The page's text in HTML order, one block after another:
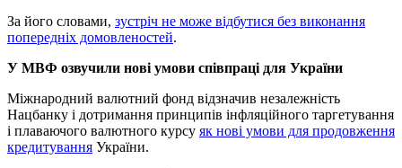
За його словами, зустріч не може відбутися без виконання
попередніх домовленостей.
У МВФ озвучили нові умови співпраці для України
Міжнародний валютний фонд відзначив незалежність
Нацбанку і дотримання принципів інфляційного таргетування
і плаваючого валютного курсу як нові умови для продовження
кредитування України.